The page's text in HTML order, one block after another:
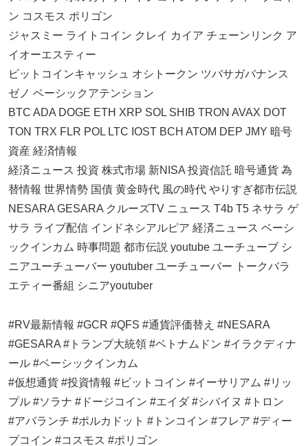
ン コスモス ポリゴン
ジャスミー ライトコイン クレイ カイア チェーンリンク ア
イオーエスティー
ビットコインキャッシュ オシトークン ツバサガバナンス
ゼノ ベーシックアテンション
BTC ADA DOGE ETH XRP SOL SHIB TRON AVAX DOT
TON TRX FLR POL LTC IOST BCH ATOM DEP JMY 暗号
資産 経済情報
経済ニュース 投資 株式市場 新NISA 投資信託 暗号通貨 為
替情報 世界情勢 国債 黄金時代 風の時代 やりすぎ都市伝説
NESARA GESARA クルーズTV ニュース T4b T5 ネサラ ゲ
サラ ライブ配信 インドネシアルピア 経済ニュース ベーシ
ックインカム 時事問題 都市伝説 youtube ユーチューブ シ
ニアユーチューバー youtuber ユーチューバー トークバラ
エティー番組 シニアyoutuber
#RV最新情報 #GCR #QFS #通貨評価替え #NESARA
#GESARA #トランプ大統領 #ベトナムドン #イラクディナ
ール #ベーシックインカム
#仮想通貨 #投資情報 #ビットコイン #イーサリアム #リッ
プル #ソラナ #ドージコイン #エイダ #シバイヌ #トロン
#アバランチ #ポルカドット #トンコイン #フレア #ディー
プコイン #コスモス #ポリゴン